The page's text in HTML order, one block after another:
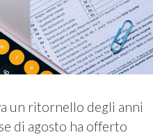
un ritornello degli anni
di agosto ha offerto